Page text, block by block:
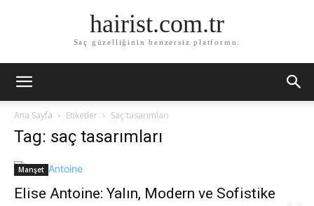
hairist.com.tr
Saç güzelliğinin benzersiz platformu.
Ana Sayfa Etiketler Saç tasarımları
Tag: saç tasarımları
Manşet
Elise Antoine: Yalın, Modern ve Sofistike